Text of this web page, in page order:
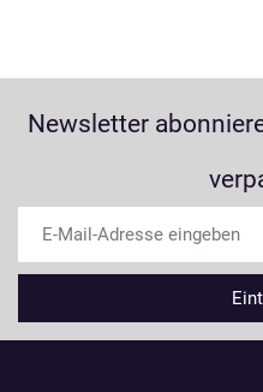
Newsletter